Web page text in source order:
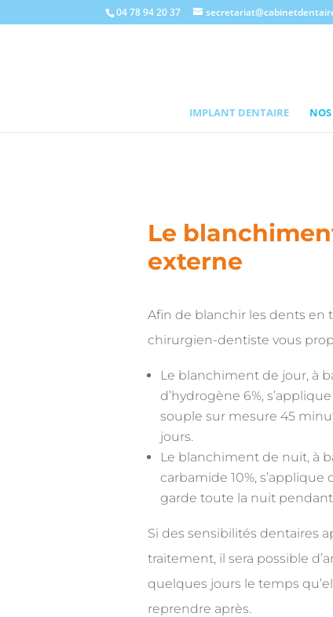
04 78 94 20 37
IMPLANT DENTAIRE
Le
externe
Afin de blanchir les dents en
chirurgien-dentiste vous
Le blanchiment de jour, à
d’hydrogène 6%,
souple sur mesure 45
jours.
Le blanchiment de nuit, à
carbamide 10%,
garde toute la nuit pendant
Si des sensibilités dentaires
traitement, il sera possible
quelques jours le temps
reprendre après.